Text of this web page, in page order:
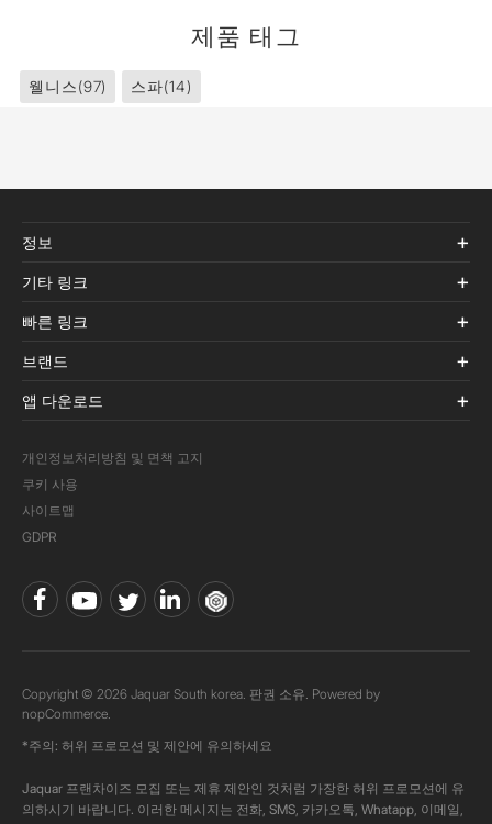
제품 태그
웰니스(97) 스파(14)
정보
기타 링크
빠른 링크
브랜드
앱 다운로드
개인정보처리방침 및 면책 고지
쿠키 사용
사이트맵
GDPR
Copyright © 2026 Jaquar South korea. 판권 소유. Powered by
nopCommerce.
*주의: 허위 프로모션 및 제안에 유의하세요
Jaquar 프랜차이즈 모집 또는 제휴 제안인 것처럼 가장한 허위 프로모션에 유
의하시기 바랍니다. 이러한 메시지는 전화, SMS, 카카오톡, Whatapp, 이메일,